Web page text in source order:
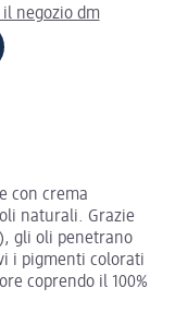
negozio dm
con crema
naturali. Grazie
gli oli penetrano
i pigmenti colorati
coprendo il 100%